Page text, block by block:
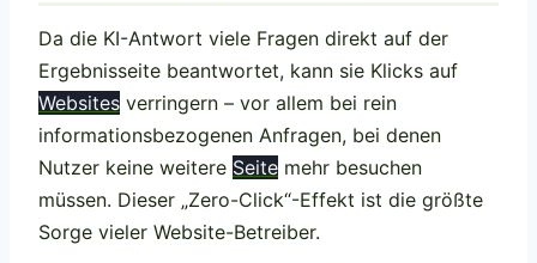
Da die KI-Antwort viele Fragen direkt auf der
Ergebnisseite beantwortet, kann sie Klicks auf
Websites verringern – vor allem bei rein
informationsbezogenen Anfragen, bei denen
Nutzer keine weitere Seite mehr besuchen
müssen. Dieser „Zero-Click“-Effekt ist die größte
Sorge vieler Website-Betreiber.